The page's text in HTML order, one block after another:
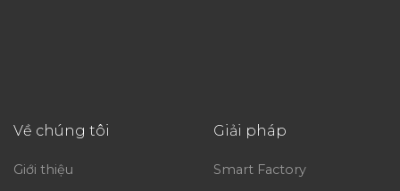
Về chúng tôi
Giới thiệu
Giải pháp
Smart Factory